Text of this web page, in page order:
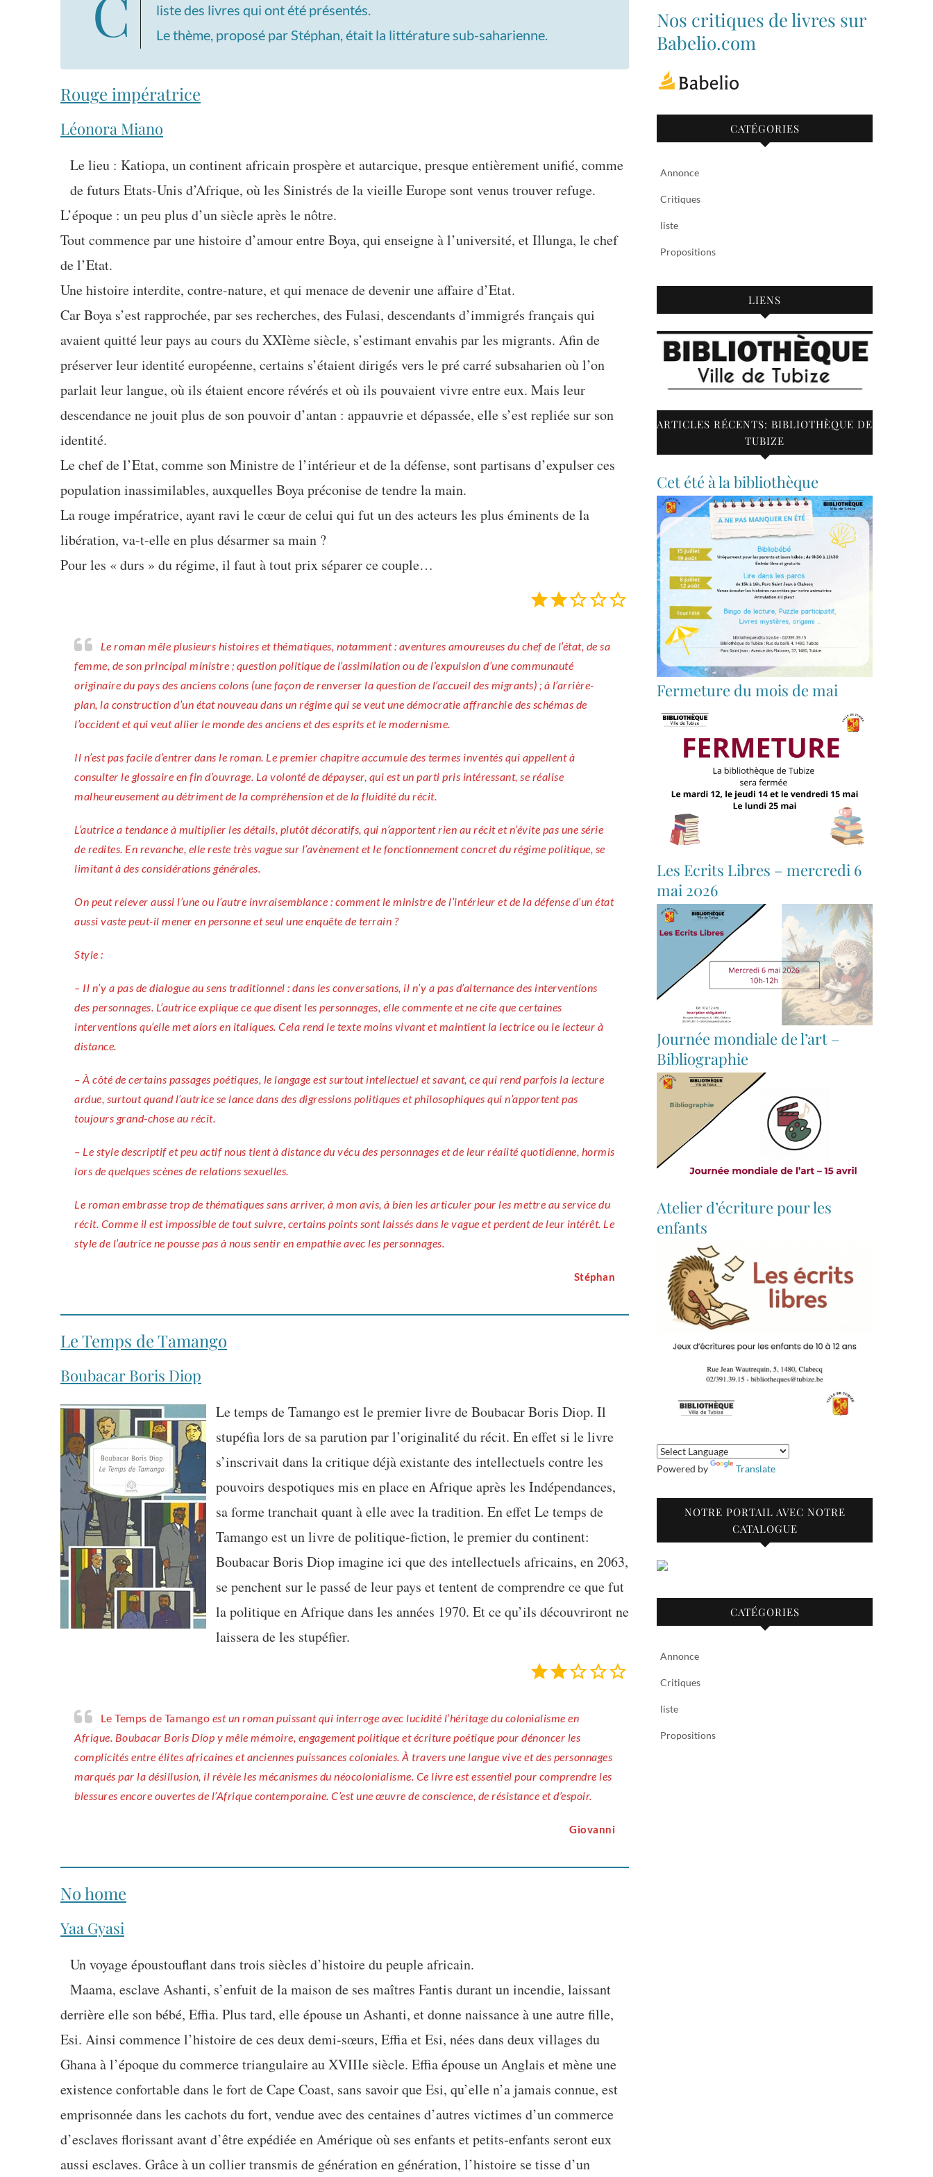
liste des livres qui ont été présentés.
Le thème, proposé par Stéphan, était la littérature sub-saharienne.
Rouge impératrice
Léonora Miano
Le lieu : Katiopa, un continent africain prospère et autarcique, presque entièrement unifié, comme
de futurs Etats-Unis d’Afrique, où les Sinistrés de la vieille Europe sont venus trouver refuge.
L’époque : un peu plus d’un siècle après le nôtre.
Tout commence par une histoire d’amour entre Boya, qui enseigne à l’université, et Illunga, le chef
de l’Etat.
Une histoire interdite, contre-nature, et qui menace de devenir une affaire d’Etat.
Car Boya s’est rapprochée, par ses recherches, des Fulasi, descendants d’immigrés français qui
avaient quitté leur pays au cours du XXIème siècle, s’estimant envahis par les migrants. Afin de
préserver leur identité européenne, certains s’étaient dirigés vers le pré carré subsaharien où l’on
parlait leur langue, où ils étaient encore révérés et où ils pouvaient vivre entre eux. Mais leur
descendance ne jouit plus de son pouvoir d’antan : appauvrie et dépassée, elle s’est repliée sur son
identité.
Le chef de l’Etat, comme son Ministre de l’intérieur et de la défense, sont partisans d’expulser ces
population inassimilables, auxquelles Boya préconise de tendre la main.
La rouge impératrice, ayant ravi le cœur de celui qui fut un des acteurs les plus éminents de la
libération, va-t-elle en plus désarmer sa main ?
Pour les « durs » du régime, il faut à tout prix séparer ce couple…
Le roman mêle plusieurs histoires et thématiques, notamment : aventures amoureuses du chef de l’état, de sa
femme, de son principal ministre ; question politique de l’assimilation ou de l’expulsion d’une communauté
originaire du pays des anciens colons (une façon de renverser la question de l’accueil des migrants) ; à l’arrière-
plan, la construction d’un état nouveau dans un régime qui se veut une démocratie affranchie des schémas de
l’occident et qui veut allier le monde des anciens et des esprits et le modernisme.
Il n’est pas facile d’entrer dans le roman. Le premier chapitre accumule des termes inventés qui appellent à
consulter le glossaire en fin d’ouvrage. La volonté de dépayser, qui est un parti pris intéressant, se réalise
malheureusement au détriment de la compréhension et de la fluidité du récit.
L’autrice a tendance à multiplier les détails, plutôt décoratifs, qui n’apportent rien au récit et n’évite pas une série
de redites. En revanche, elle reste très vague sur l’avènement et le fonctionnement concret du régime politique, se
limitant à des considérations générales.
On peut relever aussi l’une ou l’autre invraisemblance : comment le ministre de l’intérieur et de la défense d’un état
aussi vaste peut-il mener en personne et seul une enquête de terrain ?
Style :
– Il n’y a pas de dialogue au sens traditionnel : dans les conversations, il n’y a pas d’alternance des interventions
des personnages. L’autrice explique ce que disent les personnages, elle commente et ne cite que certaines
interventions qu’elle met alors en italiques. Cela rend le texte moins vivant et maintient la lectrice ou le lecteur à
distance.
– À côté de certains passages poétiques, le langage est surtout intellectuel et savant, ce qui rend parfois la lecture
ardue, surtout quand l’autrice se lance dans des digressions politiques et philosophiques qui n’apportent pas
toujours grand-chose au récit.
– Le style descriptif et peu actif nous tient à distance du vécu des personnages et de leur réalité quotidienne, hormis
lors de quelques scènes de relations sexuelles.
Le roman embrasse trop de thématiques sans arriver, à mon avis, à bien les articuler pour les mettre au service du
récit. Comme il est impossible de tout suivre, certains points sont laissés dans le vague et perdent de leur intérêt. Le
style de l’autrice ne pousse pas à nous sentir en empathie avec les personnages.
Stéphan
Le Temps de Tamango
Boubacar Boris Diop
Le temps de Tamango est le premier livre de Boubacar Boris Diop. Il
stupéfia lors de sa parution par l’originalité du récit. En effet si le livre
s’inscrivait dans la critique déjà existante des intellectuels contre les
pouvoirs despotiques mis en place en Afrique après les Indépendances,
sa forme tranchait quant à elle avec la tradition. En effet Le temps de
Tamango est un livre de politique-fiction, le premier du continent:
Boubacar Boris Diop imagine ici que des intellectuels africains, en 2063,
se penchent sur le passé de leur pays et tentent de comprendre ce que fut
la politique en Afrique dans les années 1970. Et ce qu’ils découvriront ne
laissera de les stupéfier.
Le Temps de Tamango est un roman puissant qui interroge avec lucidité l’héritage du colonialisme en
Afrique. Boubacar Boris Diop y mêle mémoire, engagement politique et écriture poétique pour dénoncer les
complicités entre élites africaines et anciennes puissances coloniales. À travers une langue vive et des personnages
marqués par la désillusion, il révèle les mécanismes du néocolonialisme. Ce livre est essentiel pour comprendre les
blessures encore ouvertes de l’Afrique contemporaine. C’est une œuvre de conscience, de résistance et d’espoir.
Giovanni
No home
Yaa Gyasi
Un voyage époustouflant dans trois siècles d’histoire du peuple africain.
Maama, esclave Ashanti, s’enfuit de la maison de ses maîtres Fantis durant un incendie, laissant
derrière elle son bébé, Effia. Plus tard, elle épouse un Ashanti, et donne naissance à une autre fille,
Esi. Ainsi commence l’histoire de ces deux demi-sœurs, Effia et Esi, nées dans deux villages du
Ghana à l’époque du commerce triangulaire au XVIIIe siècle. Effia épouse un Anglais et mène une
existence confortable dans le fort de Cape Coast, sans savoir que Esi, qu’elle n’a jamais connue, est
emprisonnée dans les cachots du fort, vendue avec des centaines d’autres victimes d’un commerce
d’esclaves florissant avant d’être expédiée en Amérique où ses enfants et petits-enfants seront eux
aussi esclaves. Grâce à un collier transmis de génération en génération, l’histoire se tisse d’un
bibliothequetubize
sur
Facebook
Tuclasakoi
sur
Twitter
Nos critiques de livres sur
Babelio.com
CATÉGORIES
Annonce
Critiques
liste
Propositions
LIENS
ARTICLES RÉCENTS: BIBLIOTHÈQUE DE
TUBIZE
Cet été à la bibliothèque
Fermeture du mois de mai
Les Ecrits Libres – mercredi 6
mai 2026
Journée mondiale de l’art –
Bibliographie
Atelier d’écriture pour les
enfants
Powered by Translate
NOTRE PORTAIL AVEC NOTRE
CATALOGUE
CATÉGORIES
Annonce
Critiques
liste
Propositions